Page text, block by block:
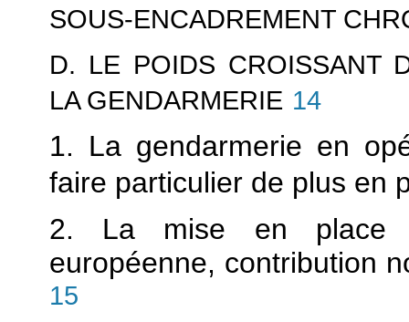
SOUS-ENCADREMENT
D. LE POIDS CROISSANT
LA GENDARMERIE 14
1. La gendarmerie en
faire particulier de plus en
2. La mise en place
européenne, contribution
15